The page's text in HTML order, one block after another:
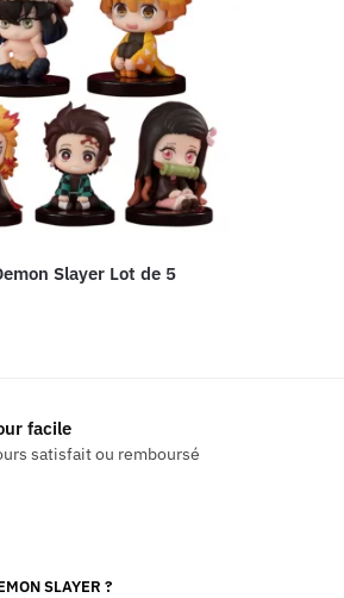
Slayer Lot de 5
facile
satisfait ou remboursé
SLAYER ?